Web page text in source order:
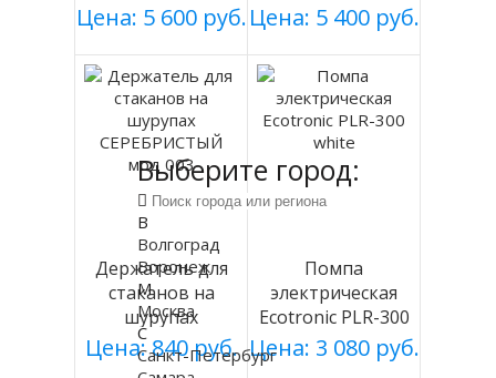
Цена: 5 600 руб.Цена: 5 400 руб.
Держатель для
стаканов на
шурупах
СЕРЕБРИСТЫЙ
мод 003
Цена: 840 руб.
Помпа
электрическая
Ecotronic PLR-300
white
Цена: 3 080 руб.
Выберите город:
В
Волгоград
Воронеж
М
Москва
С
Санкт-Петербург